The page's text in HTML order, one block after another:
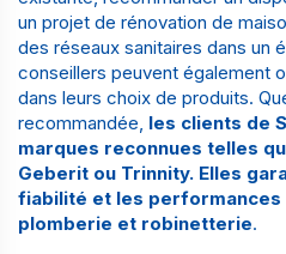
un projet de rénovation de
des réseaux sanitaires dans un
conseillers peuvent également
dans leurs choix de produits.
recommandée, les clients de
marques reconnues telles
Geberit ou Trinnity. Elles
fiabilité et les performances
plomberie et robinetterie.